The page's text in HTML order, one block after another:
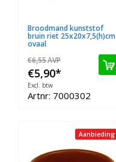
Broodmand kunststof
bruin riet 25x20x7,5(h)cm
ovaal
€6,55AVP
€5,90*
Excl. btw
Artnr: 7000302
Aanbieding